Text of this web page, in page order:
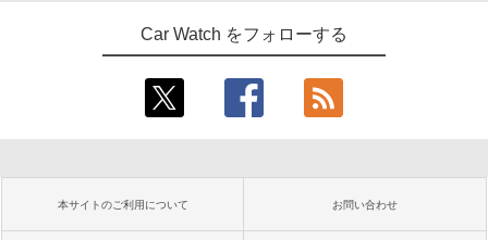
Car Watch をフォローする
本サイトのご利用について お問い合わせ